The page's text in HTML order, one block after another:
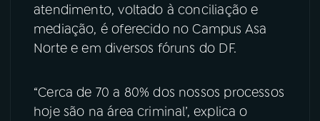
08FESTIVAL DE MÚSICA
YouTube Facebook
atendimento, voltado à conciliação e
mediação, é oferecido no Campus Asa
Norte e em diversos fóruns do DF.
“Cerca de 70 a 80% dos nossos processos
hoje são na área criminal’, explica o